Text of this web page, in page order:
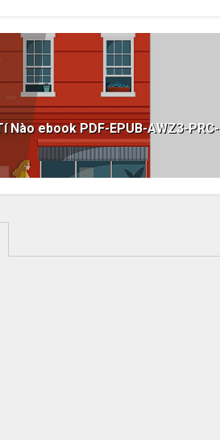
Nào ebook PDF-EPUB-AWZ3-PRC-